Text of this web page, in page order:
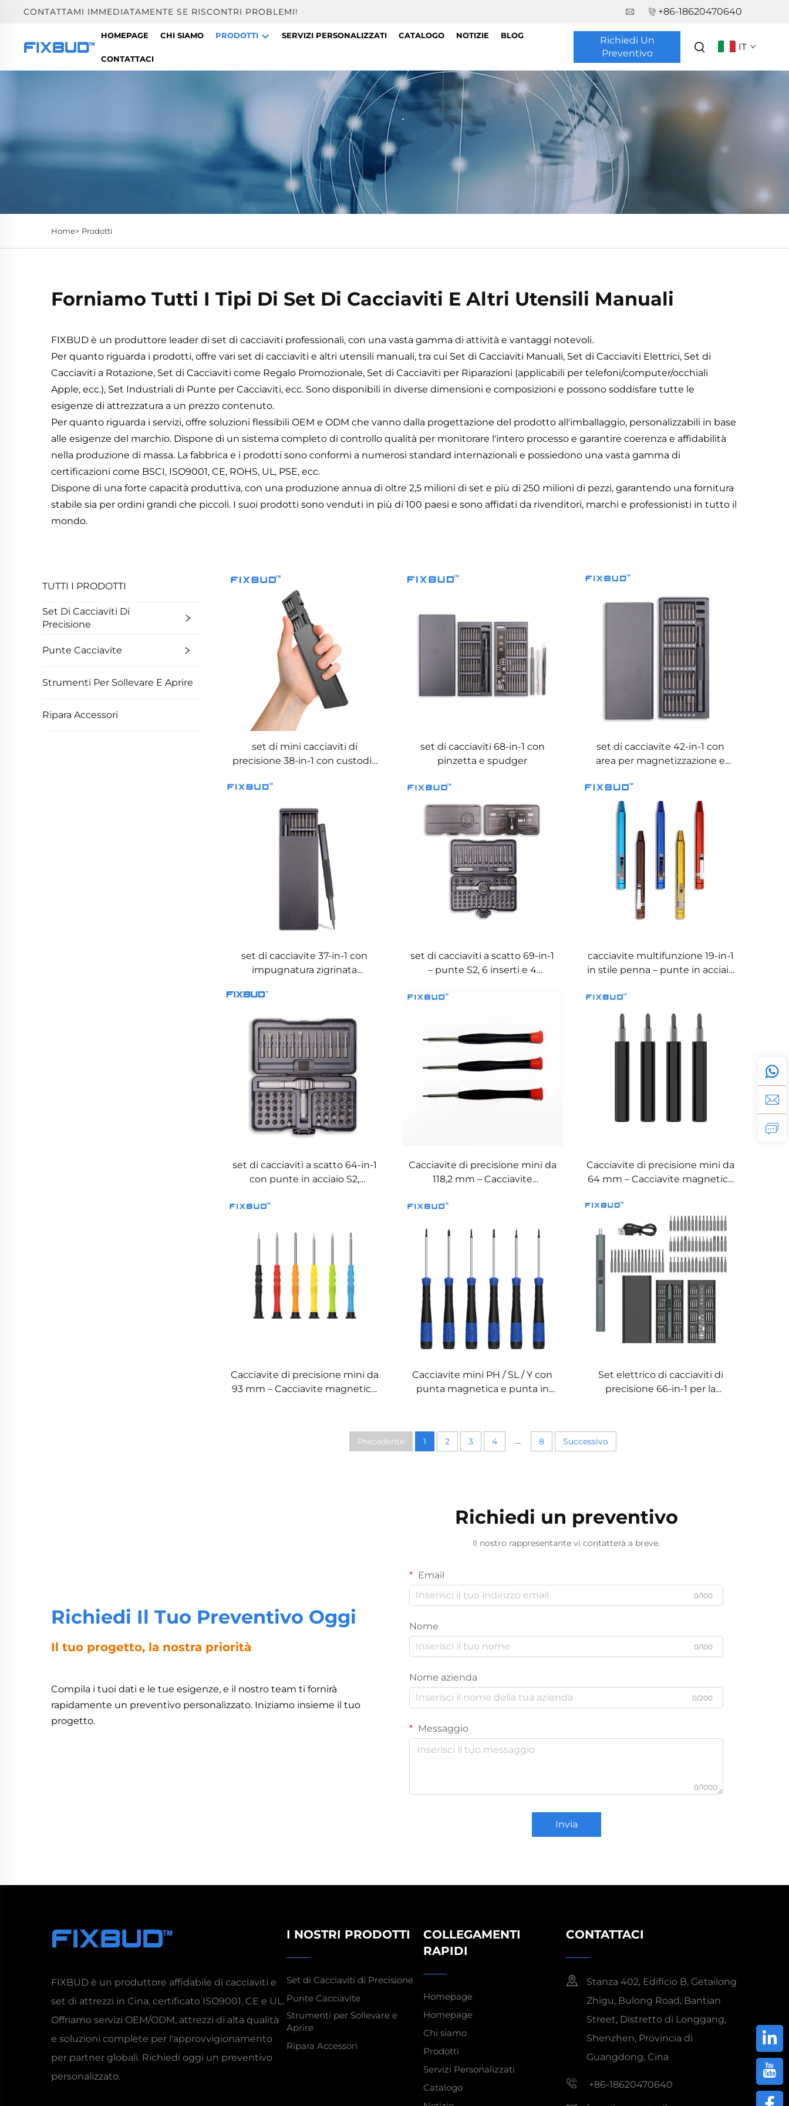
CONTATTAMI IMMEDIATAMENTE SE RISCONTRI PROBLEMI! +86-18620470640
HOMEPAGE CHI SIAMO PRODOTTI SERVIZI PERSONALIZZATI CATALOGO NOTIZIE BLOG
CONTATTACI
Richiedi Un
Preventivo
IT
Home> Prodotti
Forniamo Tutti I Tipi Di Set Di Cacciaviti E Altri Utensili Manuali
FIXBUD è un produttore leader di set di cacciaviti professionali, con una vasta gamma di attività e vantaggi notevoli.
Per quanto riguarda i prodotti, offre vari set di cacciaviti e altri utensili manuali, tra cui Set di Cacciaviti Manuali, Set di Cacciaviti Elettrici, Set di
Cacciaviti a Rotazione, Set di Cacciaviti come Regalo Promozionale, Set di Cacciaviti per Riparazioni (applicabili per telefoni/computer/occhiali
Apple, ecc.), Set Industriali di Punte per Cacciaviti, ecc. Sono disponibili in diverse dimensioni e composizioni e possono soddisfare tutte le
esigenze di attrezzatura a un prezzo contenuto.
Per quanto riguarda i servizi, offre soluzioni flessibili OEM e ODM che vanno dalla progettazione del prodotto all'imballaggio, personalizzabili in base
alle esigenze del marchio. Dispone di un sistema completo di controllo qualità per monitorare l'intero processo e garantire coerenza e affidabilità
nella produzione di massa. La fabbrica e i prodotti sono conformi a numerosi standard internazionali e possiedono una vasta gamma di
certificazioni come BSCI, ISO9001, CE, ROHS, UL, PSE, ecc.
Dispone di una forte capacità produttiva, con una produzione annua di oltre 2,5 milioni di set e più di 250 milioni di pezzi, garantendo una fornitura
stabile sia per ordini grandi che piccoli. I suoi prodotti sono venduti in più di 100 paesi e sono affidati da rivenditori, marchi e professionisti in tutto il
mondo.
TUTTI I PRODOTTI
Set Di Cacciaviti Di
Precisione
Punte Cacciavite
Strumenti Per Sollevare E Aprire
Ripara Accessori
set di mini cacciaviti di
precisione 38-in-1 con custodia
doppia estremità in acciaio S2,
demagnetizzatore integrati
set di cacciaviti 68-in-1 con
pinzetta e spudger
set di cacciavite 42-in-1 con
area per magnetizzazione e
set di cacciavite 37-in-1 con
impugnatura zigrinata
set di cacciaviti a scatto 69-in-1
– punte S2, 6 inserti e 4
cacciavite multifunzione 19-in-1
in stile penna – punte in acciaio
e opzioni di colore OEM
set di cacciaviti a scatto 64-in-1
con punte in acciaio S2,
Cacciavite di precisione mini da
118,2 mm – Cacciavite
Cacciavite di precisione mini da
64 mm – Cacciavite magnetico
Cacciavite di precisione mini da
93 mm – Cacciavite magnetico
Cacciavite mini PH / SL / Y con
punta magnetica e punta in
Set elettrico di cacciaviti di
precisione 66-in-1 per la
Precedente 1 2 3 4 ... 8 Successivo
Richiedi Il Tuo Preventivo Oggi
Il tuo progetto, la nostra priorità
Compila i tuoi dati e le tue esigenze, e il nostro team ti fornirà
rapidamente un preventivo personalizzato. Iniziamo insieme il tuo
progetto.
Richiedi un preventivo
Il nostro rappresentante vi contatterà a breve.
Email
0/100
Nome
0/100
Nome azienda
0/200
Messaggio
0/1000
Invia
FIXBUD è un produttore affidabile di cacciaviti e
set di attrezzi in Cina, certificato ISO9001, CE e UL.
Offriamo servizi OEM/ODM, attrezzi di alta qualità
e soluzioni complete per l'approvvigionamento
per partner globali. Richiedi oggi un preventivo
personalizzato.
I NOSTRI PRODOTTI
Set di Cacciaviti di Precisione
Punte Cacciavite
Strumenti per Sollevare e
Aprire
Ripara Accessori
COLLEGAMENTI
RAPIDI
Homepage
Homepage
Chi siamo
Prodotti
Servizi Personalizzati
Catalogo
CONTATTACI
Stanza 402, Edificio B, Getailong
Zhigu, Bulong Road, Bantian
Street, Distretto di Longgang,
Shenzhen, Provincia di
Guangdong, Cina
+86-18620470640